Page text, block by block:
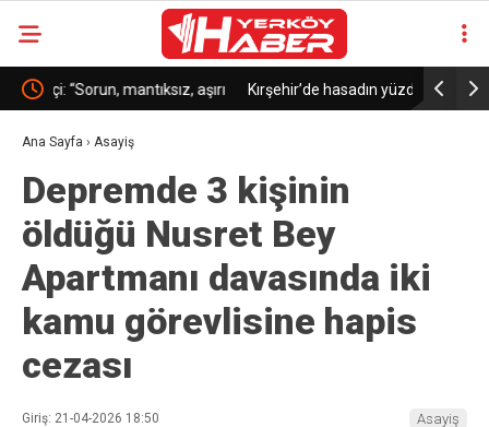
Kırşehir’de hasadın yüzde 65’i tamamlandı
Ana Sayfa › Asayiş
Depremde 3 kişinin
öldüğü Nusret Bey
Apartmanı davasında iki
kamu görevlisine hapis
cezası
Giriş: 21-04-2026 18:50
Asayiş